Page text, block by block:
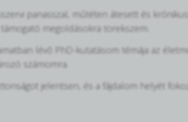
panasszal, műtéten átesett és
megoldásokra törekszem.
lévő PhD-kutatásom témája az
számomra.
jelentsen, és a fájdalom helyét